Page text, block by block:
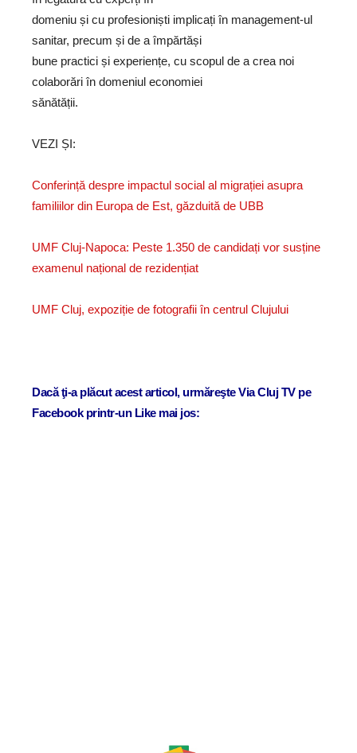
domeniu și cu profesioniști implicați în management-ul
sanitar, precum și de a împărtăși
bune practici și experiențe, cu scopul de a crea noi
colaborări în domeniul economiei
sănătății.
VEZI ȘI:
Conferință despre impactul social al migrației asupra
familiilor din Europa de Est, găzduită de UBB
UMF Cluj-Napoca: Peste 1.350 de candidați vor susține
examenul național de rezidențiat
UMF Cluj, expoziție de fotografii în centrul Clujului
Dacă ţi-a plăcut acest articol, urmăreşte Via Cluj TV pe
Facebook printr-un Like mai jos: